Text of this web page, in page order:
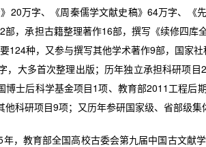
20万字、《周秦儒学文献史稿》64万字、《
部，承担古籍整理著作16部，撰写《续修四库
124种，又参与撰写其他学术著作9部，国家
，大多首次整理出版；历年独立承担科研项
博士后科学基金项目1项、教育部2011工程后
科研项目9项；又历年参研国家级、省部级集
教育部全国高校古委会第九届中国古文献学